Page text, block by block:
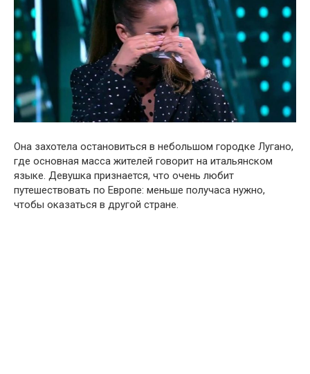
Она захотела остановиться в небольшом городке Лугано,
где основная масса жителей говорит на итальянском
языке. Девушка признается, что очень любит
путешествовать по Европе: меньше получаса нужно,
чтобы оказаться в другой стране.